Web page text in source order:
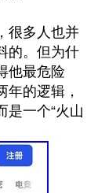
很多人也并
的。但为什
他最危险
年的逻辑，
是一个“火山